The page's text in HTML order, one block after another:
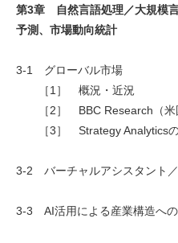
第3章 自然言語処理／大規模言
予測、市場動向統計
3-1 グローバル市場
［1］ 概況・近況
［2］ BBC Research（米
［3］ Strategy Analyticsの
3-2 バーチャルアシスタント
3-3 AI活用による産業構造へ